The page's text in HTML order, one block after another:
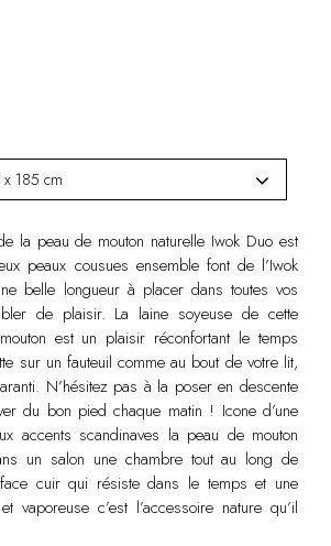
la peau de mouton naturelle Iwok Duo est
peaux cousues ensemble font de l’Iwok
belle longueur à placer dans toutes vos
de plaisir. La laine soyeuse de cette
est un plaisir réconfortant le temps
sur un fauteuil comme au bout de votre lit,
N’hésitez pas à la poser en descente
du bon pied chaque matin ! Icone d’une
accents scandinaves la peau de mouton
un salon une chambre tout au long de
face cuir qui résiste dans le temps et une
vaporeuse c’est l’accessoire nature qu’il